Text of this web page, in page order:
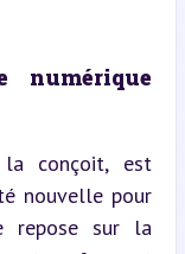
numérique
la conçoit, est
nouvelle pour
repose sur la